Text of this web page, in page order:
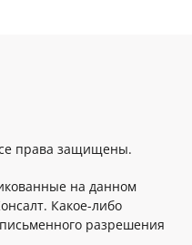
права защищены.
на данном
Какое-либо
разрешения